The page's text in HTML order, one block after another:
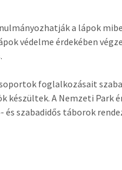
a lápok
védelme érdekében
foglalkozásait
A Nemzeti Park
szabadidős táborok